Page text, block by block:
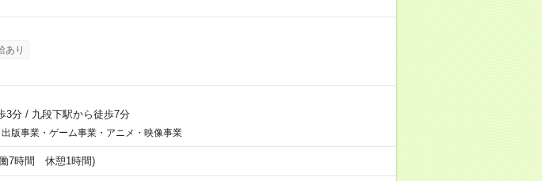
あり
3分/ 九段下駅から徒歩7分
出版事業・ゲーム事業・アニメ・映像事業
7時間 休憩1時間)